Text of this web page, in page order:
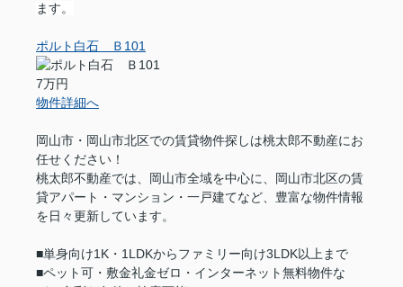
ます。
ポルト白石 Ｂ101
7万円
物件詳細へ
岡山市・岡山市北区での賃貸物件探しは桃太郎不動産にお
任せください！
桃太郎不動産では、岡山市全域を中心に、岡山市北区の賃
貸アパート・マンション・一戸建てなど、豊富な物件情報
を日々更新しています。
■単身向け1K・1LDKからファミリー向け3LDK以上まで
■ペット可・敷金礼金ゼロ・インターネット無料物件な